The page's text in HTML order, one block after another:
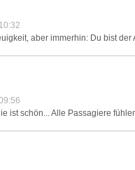
aber immerhin: Du bist
ist schön... Alle Passagiere